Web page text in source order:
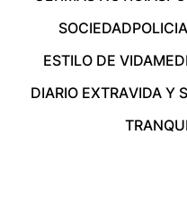
SOCIEDAD
ESTILO DE VIDA
DIARIO EXTRAVIDA Y